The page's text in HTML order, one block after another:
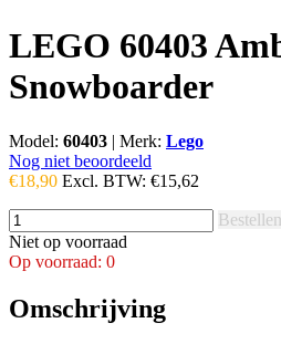
LEGO 60403
Snowboarder
Model: 60403 | Merk: Lego
Nog niet beoordeeld
€18,90 Excl. BTW: €15,62
Bestellen
Niet op voorraad
Op voorraad: 0
Omschrijving